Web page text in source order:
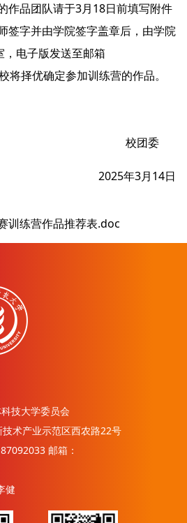
作品团队请于3月18日前填写附件
签字并由学院签字盖章后，由学院
电子版发送至邮箱
择优确定参加训练营的作品。
校团委
2025年3月14日
训练营作品推荐表.doc
技大学委员会
术产业示范区西农路22号
邮箱：
健